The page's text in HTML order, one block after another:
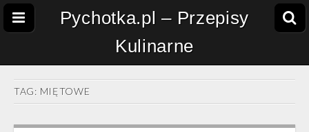
Pychotka.pl – Przepisy
Kulinarne
TAG: MIĘTOWE